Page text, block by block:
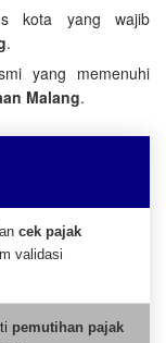
kota yang wajib
.
yang memenuhi
Malang.
cek pajak
validasi
pemutihan pajak